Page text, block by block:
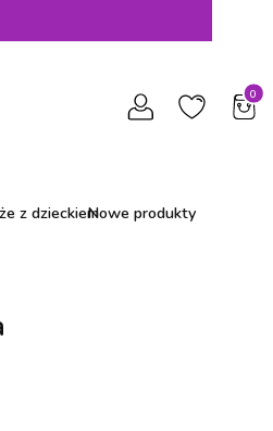
z dzieckiemNowe produkty